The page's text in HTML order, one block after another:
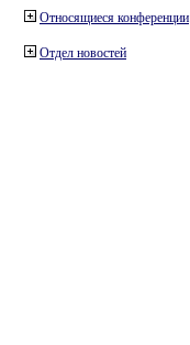
Относящиеся конференции
Отдел новостей